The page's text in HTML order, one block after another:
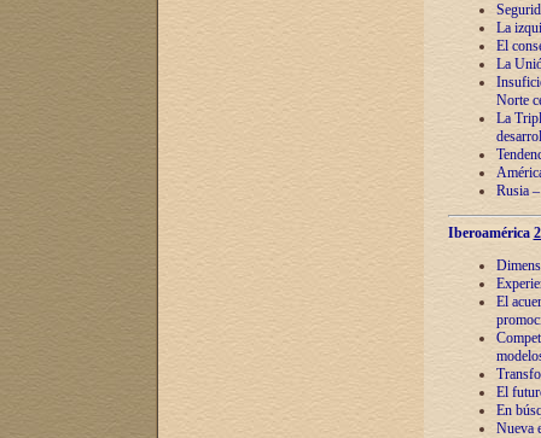
La
El
La
Norte
La
Rusia
Iberoamérica
El
El
En
Nueva